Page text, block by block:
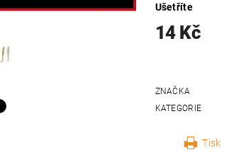
Ušetříte
14 Kč
ZNAČKA
KATEGORIE
Tisk